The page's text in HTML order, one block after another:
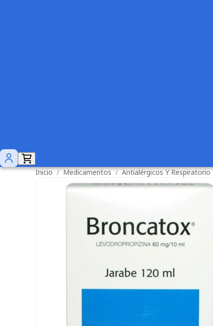
Inicio / Medicamentos / Antialérgicos Y Respiratorio